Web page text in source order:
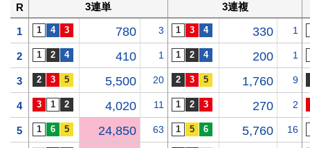
R 3連単 3連複
1 780 3 330 1
2 410 1 200 1
3 5,500 20 1,760 9
4 4,020 11 270 2
5 24,850 63 5,760 16